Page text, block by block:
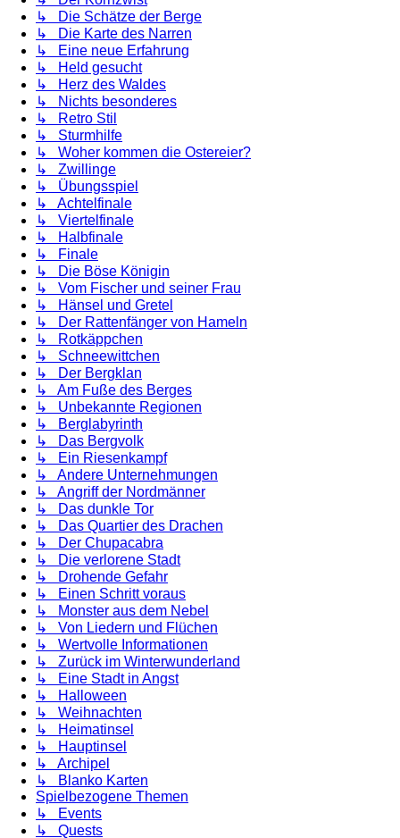
↳ Die Schätze der Berge
↳ Die Karte des Narren
↳ Eine neue Erfahrung
↳ Held gesucht
↳ Herz des Waldes
↳ Nichts besonderes
↳ Retro Stil
↳ Sturmhilfe
↳ Woher kommen die Ostereier?
↳ Zwillinge
↳ Übungsspiel
↳ Achtelfinale
↳ Viertelfinale
↳ Halbfinale
↳ Finale
↳ Die Böse Königin
↳ Vom Fischer und seiner Frau
↳ Hänsel und Gretel
↳ Der Rattenfänger von Hameln
↳ Rotkäppchen
↳ Schneewittchen
↳ Der Bergklan
↳ Am Fuße des Berges
↳ Unbekannte Regionen
↳ Berglabyrinth
↳ Das Bergvolk
↳ Ein Riesenkampf
↳ Andere Unternehmungen
↳ Angriff der Nordmänner
↳ Das dunkle Tor
↳ Das Quartier des Drachen
↳ Der Chupacabra
↳ Die verlorene Stadt
↳ Drohende Gefahr
↳ Einen Schritt voraus
↳ Monster aus dem Nebel
↳ Von Liedern und Flüchen
↳ Wertvolle Informationen
↳ Zurück im Winterwunderland
↳ Eine Stadt in Angst
↳ Halloween
↳ Weihnachten
↳ Heimatinsel
↳ Hauptinsel
↳ Archipel
↳ Blanko Karten
Spielbezogene Themen
↳ Events
↳ Quests